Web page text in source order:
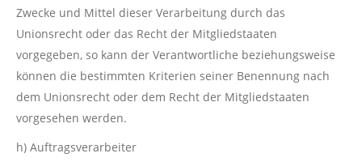
Zwecke und Mittel dieser Verarbeitung durch das
Unionsrecht oder das Recht der Mitgliedstaaten
vorgegeben, so kann der Verantwortliche beziehungsweise
können die bestimmten Kriterien seiner Benennung nach
dem Unionsrecht oder dem Recht der Mitgliedstaaten
vorgesehen werden.
h) Auftragsverarbeiter